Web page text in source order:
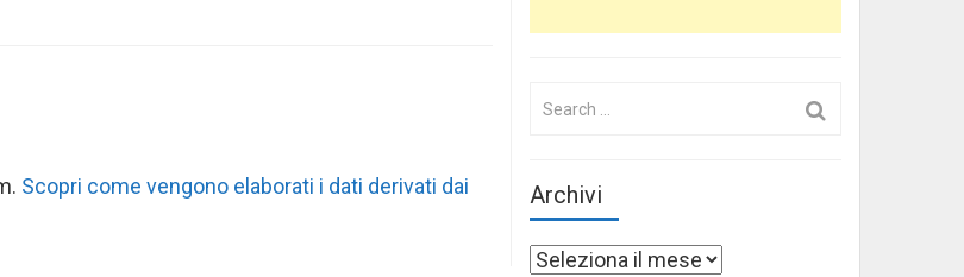
Scopri come vengono elaborati i dati derivati dai
Archivi
Archivi